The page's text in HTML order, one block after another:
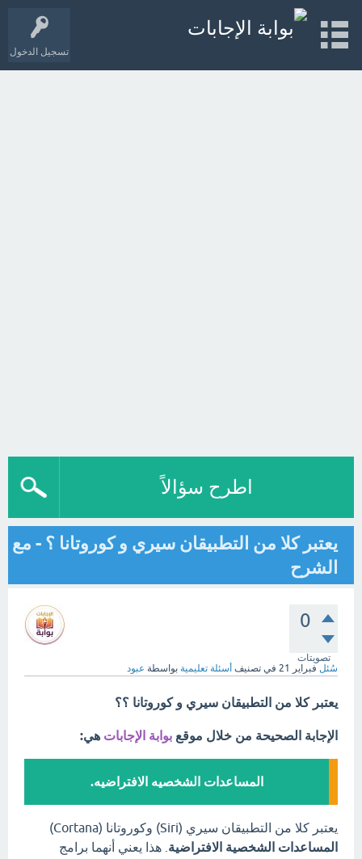
تسجيل الدخول
اطرح سؤالاً
يعتبر كلا من التطبيقان سيري و كوروتانا ؟ - مع
الشرح
0
تصويتات
سُئل فبراير 21 في تصنيف أسئلة تعليمية بواسطة عبود
يعتبر كلا من التطبيقان سيري و كوروتانا ؟؟
الإجابة الصحيحة من خلال موقع بوابة الإجابات هي:
المساعدات الشخصيه الافتراضيه.
يعتبر كلا من التطبيقان سيري (Siri) وكوروتانا (Cortana)
المساعدات الشخصية الافتراضية . هذا يعني أنهما برامج